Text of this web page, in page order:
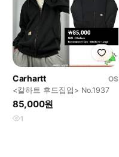
Carhartt
OS
<칼하트 후드집업> No.1937
85,000원
1